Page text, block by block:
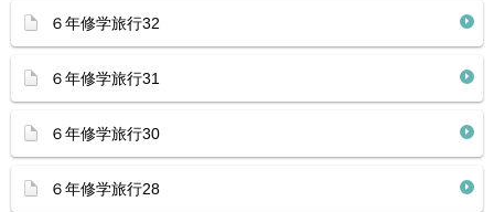
６年修学旅行32
６年修学旅行31
６年修学旅行30
６年修学旅行28